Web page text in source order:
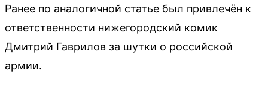
Ранее по аналогичной статье был привлечён к
ответственности нижегородский комик
Дмитрий Гаврилов за шутки о российской
армии.